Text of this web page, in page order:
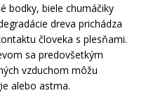
bodky, biele chumáčiky
dreva prichádza
človeka s plesňami.
sa predovšetkým
vzduchom môžu
alebo astma.